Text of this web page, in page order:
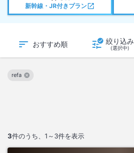
新幹線・JR付きプラン
おすすめ順 絞り込み
(選択中)
3件のうち、 1～3件を表示
refa
この絞り込み条件を解除